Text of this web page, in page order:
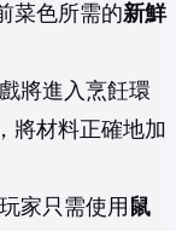
菜色所需的新鮮
將進入烹飪環
將材料正確地加
家只需使用 鼠